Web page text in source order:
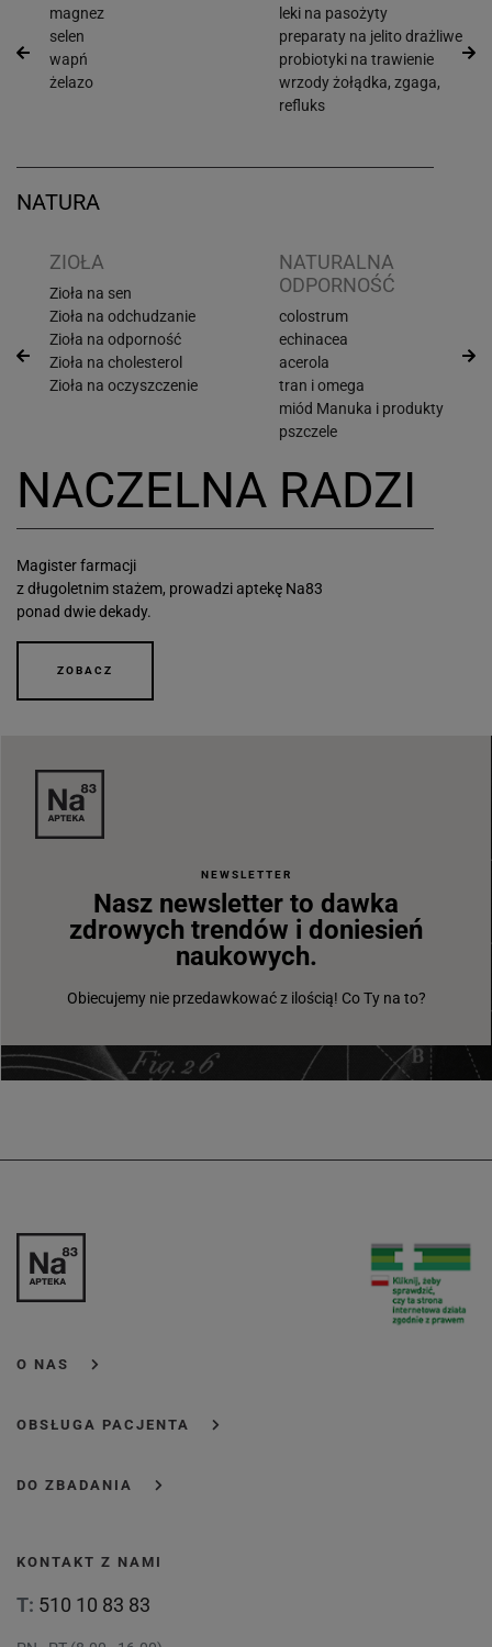
magnez
selen
wapń
żelazo
leki na pasożyty
preparaty na jelito drażliwe
probiotyki na trawienie
wrzody żołądka, zgaga,
refluks
NATURA
ZIOŁA
Zioła na sen
Zioła na odchudzanie
Zioła na odporność
Zioła na cholesterol
Zioła na oczyszczenie
NATURALNA
ODPORNOŚĆ
colostrum
echinacea
acerola
tran i omega
miód Manuka i produkty
pszczele
NACZELNA RADZI
Magister farmacji
z długoletnim stażem, prowadzi aptekę Na83
ponad dwie dekady.
ZOBACZ
NEWSLETTER
Nasz newsletter to dawka
zdrowych trendów i doniesień
naukowych.
Obiecujemy nie przedawkować z ilością! Co Ty na to?
O NAS
OBSŁUGA PACJENTA
DO ZBADANIA
KONTAKT Z NAMI
T: 510 10 83 83